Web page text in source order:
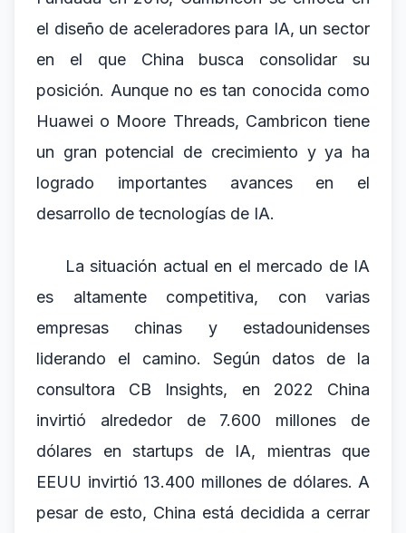
el diseño de aceleradores para IA, un sector
en el que China busca consolidar su
posición. Aunque no es tan conocida como
Huawei o Moore Threads, Cambricon tiene
un gran potencial de crecimiento y ya ha
logrado importantes avances en el
desarrollo de tecnologías de IA.
La situación actual en el mercado de IA
es altamente competitiva, con varias
empresas chinas y estadounidenses
liderando el camino. Según datos de la
consultora CB Insights, en 2022 China
invirtió alrededor de 7.600 millones de
dólares en startups de IA, mientras que
EEUU invirtió 13.400 millones de dólares. A
pesar de esto, China está decidida a cerrar